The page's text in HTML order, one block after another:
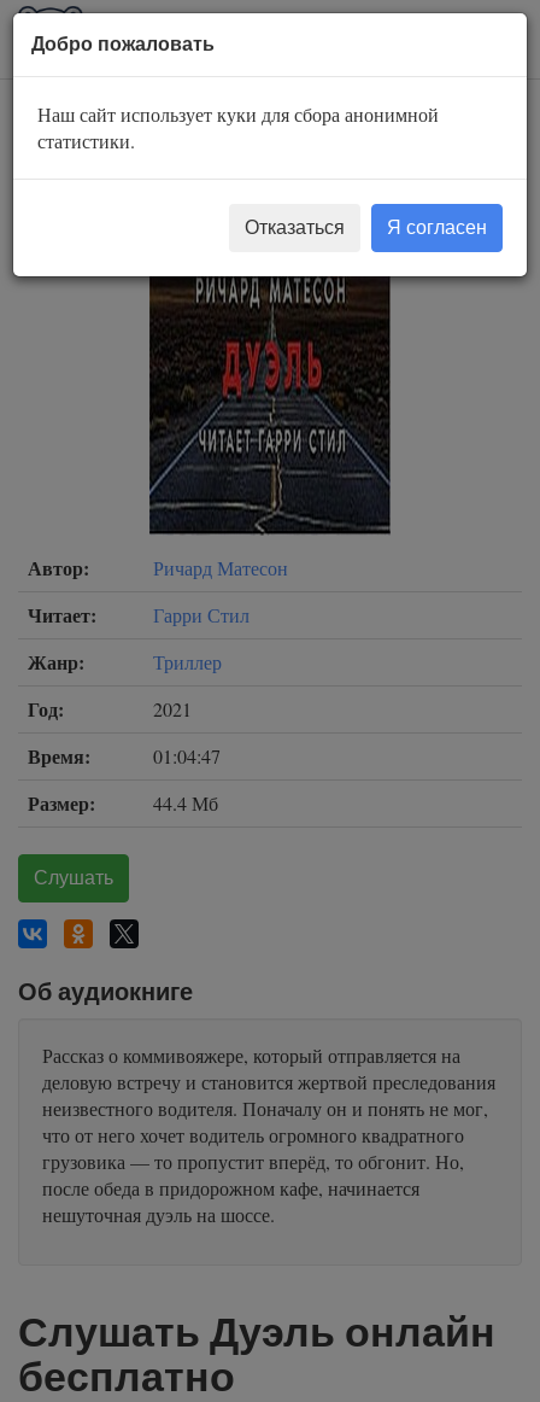
AuBook.org
Дуэль
Автор: Ричард Матесон
Читает: Гарри Стил
Жанр: Триллер
Год: 2021
Время: 01:04:47
Размер: 44.4 Мб
Слушать
Об аудиокниге
Рассказ о коммивояжере, который отправляется на
деловую встречу и становится жертвой преследования
неизвестного водителя. Поначалу он и понять не мог,
что от него хочет водитель огромного квадратного
грузовика — то пропустит вперёд, то обгонит. Но,
после обеда в придорожном кафе, начинается
нешуточная дуэль на шоссе.
Слушать Дуэль онлайн
бесплатно
Добро пожаловать
Наш сайт использует куки для сбора анонимной
статистики.
Отказаться Я согласен